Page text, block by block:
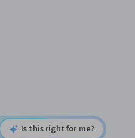
Is this right for me?